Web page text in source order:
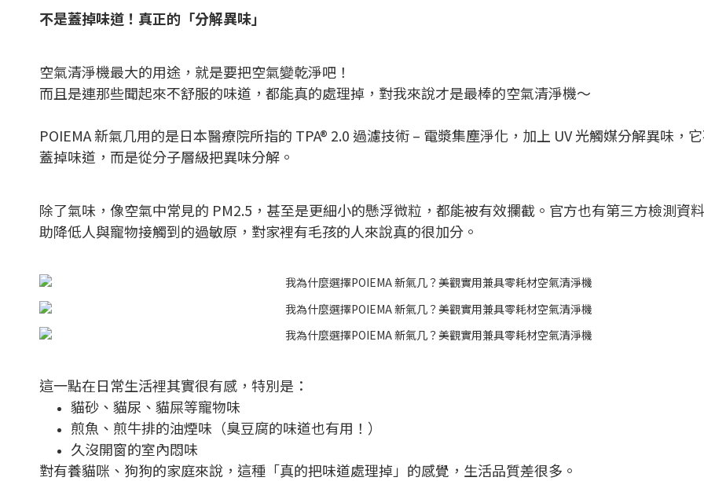
不是蓋掉味道！真正的「分解異味」
空氣清淨機最大的用途，就是要把空氣變乾淨吧！
而且是連那些聞起來不舒服的味道，都能真的處理掉，對我來說才是最棒的空氣清淨機～
POIEMA 新氣几用的是日本醫療院所指的 TPA® 2.0 過濾技術 – 電漿集塵淨化，加上 UV 光觸媒分解異味，
蓋掉味道，而是從分子層級把異味分解。
除了氣味，像空氣中常見的 PM2.5，甚至是更細小的懸浮微粒，都能被有效攔截。官方也有第三方檢測資
助降低人與寵物接觸到的過敏原，對家裡有毛孩的人來說真的很加分。
這一點在日常生活裡其實很有感，特別是：
貓砂、貓尿、貓屎等寵物味
煎魚、煎牛排的油煙味（臭豆腐的味道也有用！）
久沒開窗的室內悶味
對有養貓咪、狗狗的家庭來說，這種「真的把味道處理掉」的感覺，生活品質差很多。